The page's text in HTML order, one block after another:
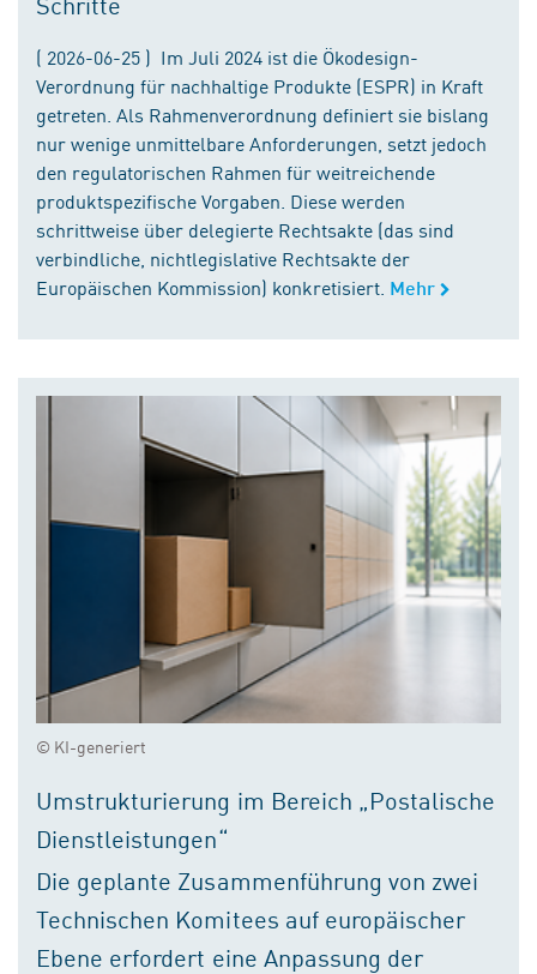
( 2026-06-25 ) Im Juli 2024 ist die Ökodesign-
Verordnung für nachhaltige Produkte (ESPR) in Kraft
getreten. Als Rahmenverordnung definiert sie bislang
nur wenige unmittelbare Anforderungen, setzt jedoch
den regulatorischen Rahmen für weitreichende
produktspezifische Vorgaben. Diese werden
schrittweise über delegierte Rechtsakte (das sind
verbindliche, nichtlegislative Rechtsakte der
Europäischen Kommission) konkretisiert. Mehr
© KI-generiert
Umstrukturierung im Bereich „Postalische
Dienstleistungen“
Die geplante Zusammenführung von zwei
Technischen Komitees auf europäischer
Ebene erfordert eine Anpassung der